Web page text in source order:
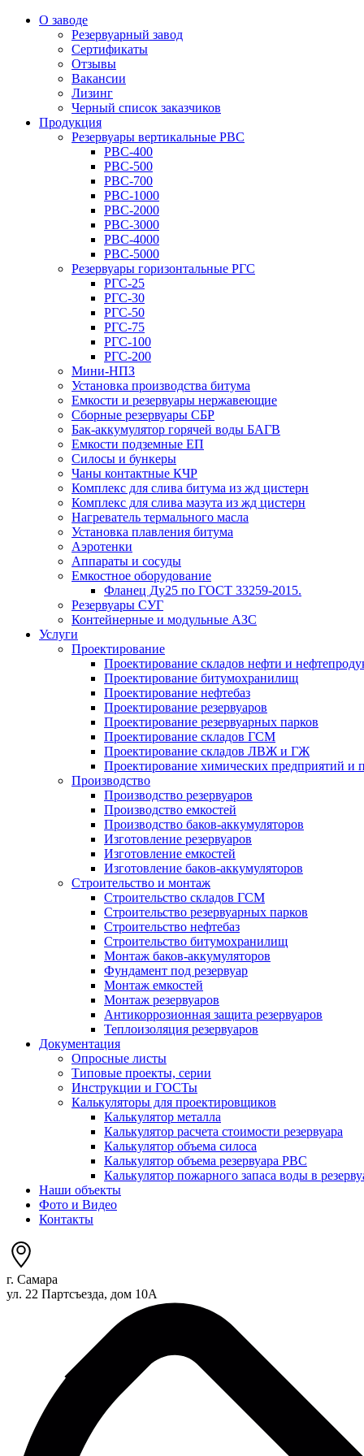
О заводе
Резервуарный завод
Сертификаты
Отзывы
Вакансии
Лизинг
Черный список заказчиков
Продукция
Резервуары вертикальные РВС
РВС-400
РВС-500
РВС-700
РВС-1000
РВС-2000
РВС-3000
РВС-4000
РВС-5000
Резервуары горизонтальные РГС
РГС-25
РГС-30
РГС-50
РГС-75
РГС-100
РГС-200
Мини-НПЗ
Установка производства битума
Емкости и резервуары нержавеющие
Сборные резервуары СБР
Бак-аккумулятор горячей воды БАГВ
Емкости подземные ЕП
Силосы и бункеры
Чаны контактные КЧР
Комплекс для слива битума из жд цистерн
Комплекс для слива мазута из жд цистерн
Нагреватель термального масла
Установка плавления битума
Аэротенки
Аппараты и сосуды
Емкостное оборудование
Фланец Ду25 по ГОСТ 33259-2015.
Резервуары СУГ
Контейнерные и модульные АЗС
Услуги
Проектирование
Проектирование складов нефти и
Проектирование битумохранилищ
Проектирование нефтебаз
Проектирование резервуаров
Проектирование резервуарных парков
Проектирование складов ГСМ
Проектирование складов ЛВЖ и ГЖ
Проектирование химических предприятий и
Производство
Производство резервуаров
Производство емкостей
Производство баков-аккумуляторов
Изготовление резервуаров
Изготовление емкостей
Изготовление баков-аккумуляторов
Строительство и монтаж
Строительство складов ГСМ
Строительство резервуарных парков
Строительство нефтебаз
Строительство битумохранилищ
Монтаж баков-аккумуляторов
Фундамент под резервуар
Монтаж емкостей
Монтаж резервуаров
Антикоррозионная защита резервуаров
Теплоизоляция резервуаров
Документация
Опросные листы
Типовые проекты, серии
Инструкции и ГОСТы
Калькуляторы для проектировщиков
Калькулятор металла
Калькулятор расчета стоимости резервуара
Калькулятор объема силоса
Калькулятор объема резервуара РВС
Калькулятор пожарного запаса воды в
Наши объекты
Фото и Видео
Контакты
г. Самара
ул. 22 Партсъезда, дом 10А